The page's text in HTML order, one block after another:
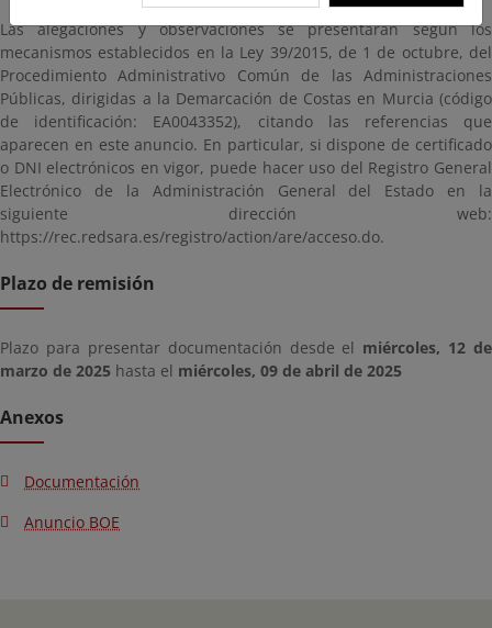
Las alegaciones y observaciones se presentarán según los
mecanismos establecidos en la Ley 39/2015, de 1 de octubre, del
Procedimiento Administrativo Común de las Administraciones
Públicas, dirigidas a la Demarcación de Costas en Murcia (código
de identificación: EA0043352), citando las referencias que
aparecen en este anuncio. En particular, si dispone de certificado
o DNI electrónicos en vigor, puede hacer uso del Registro General
Electrónico de la Administración General del Estado en la
siguiente dirección web:
https://rec.redsara.es/registro/action/are/acceso.do.
Plazo de remisión
Plazo para presentar documentación desde el miércoles, 12 de
marzo de 2025 hasta el miércoles, 09 de abril de 2025
Anexos
Documentación
Anuncio BOE